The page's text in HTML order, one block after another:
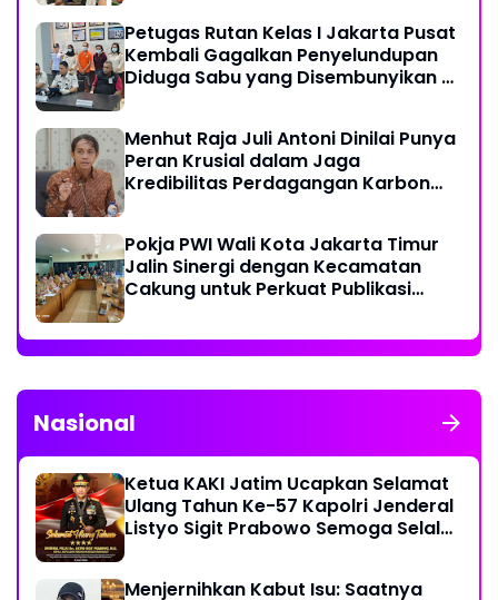
Petugas Rutan Kelas I Jakarta Pusat
Kembali Gagalkan Penyelundupan
Diduga Sabu yang Disembunyikan di
Menhut Raja Juli Antoni Dinilai Punya
Peran Krusial dalam Jaga
Kredibilitas Perdagangan Karbon
Pokja PWI Wali Kota Jakarta Timur
Jalin Sinergi dengan Kecamatan
Cakung untuk Perkuat Publikasi
Nasional
Ketua KAKI Jatim Ucapkan Selamat
Ulang Tahun Ke-57 Kapolri Jenderal
Listyo Sigit Prabowo Semoga Selalu
Menjernihkan Kabut Isu: Saatnya